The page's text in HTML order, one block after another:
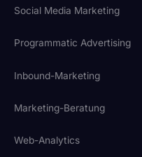
Social Media Marketing
Programmatic Advertising
Inbound-Marketing
Marketing-Beratung
Web-Analytics